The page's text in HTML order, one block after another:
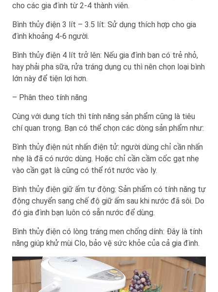
cho các gia đình từ 2-4 thành viên.
Bình thủy điện 3 lít – 3.5 lít: Sử dụng thích hợp cho gia
đình khoảng 4-6 người.
Bình thủy điện 4 lít trở lên: Nếu gia đình bạn có trẻ nhỏ,
hay phải pha sữa, rửa tráng dụng cụ thì nên chọn loại bình
lớn này để tiện lợi hơn.
– Phân theo tính năng
Cùng với dung tích thì tính năng sản phẩm cũng là tiêu
chí quan trọng. Bạn có thể chọn các dòng sản phẩm như:
Bình thủy điện nút nhấn điện tử: người dùng chỉ cần nhấn
nhẹ là đã có nước dùng. Hoặc chỉ cần cầm cốc gạt nhẹ
vào cần gạt là cũng có thể rót nước vào ly.
Bình thủy điện giữ ấm tự động: Sản phẩm có tính năng tự
động chuyển sang chế độ giữ ấm sau khi nước đã sôi. Do
đó gia đình bạn luôn có sẵn nước để dùng.
Bình thủy điện có lòng tráng men chống dính: Đây là tính
năng giúp khử mùi Clo, bảo vệ sức khỏe của cả gia đình.